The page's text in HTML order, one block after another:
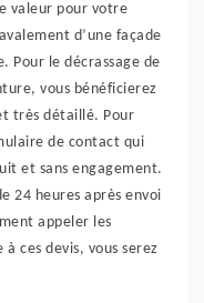
valeur pour votre
d’une façade
Pour le décrassage de
vous bénéficierez
très détaillé. Pour
de contact qui
et sans engagement.
24 heures après envoi
appeler les
ces devis, vous serez